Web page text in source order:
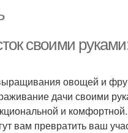
своими
овощей и
дачи своими
и
вам превратить ваш